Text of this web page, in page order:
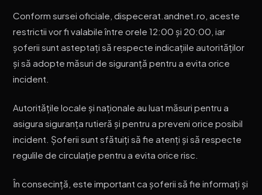
Conform sursei oficiale, dispecerat.andnet.ro, aceste
restrictii vor fi valabile între orele 12:00 și 20:00, iar
șoferii sunt asteptați să respecte indicațiile autorităților
și să adopte măsuri de siguranță pentru a evita orice
incident.
Autoritățile locale și naționale au luat măsuri pentru a
asigura siguranța rutieră și pentru a preveni orice posibil
incident. Șoferii sunt sfătuiți să fie atenți și să respecte
regulile de circulație pentru a evita orice risc.
În consecință, este important ca șoferii să fie informați și